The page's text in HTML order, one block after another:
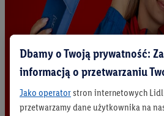
Dbamy o Twoją prywatność:
informacją o przetwarzaniu
Jako operatorstron internetowych
przetwarzamy dane użytkownika na